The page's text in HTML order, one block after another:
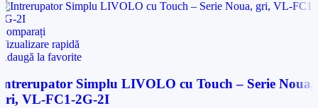
rapidă
la favorite
Simplu LIVOLO cu Touch – Serie Noua,
VL-FC1-2G-2I